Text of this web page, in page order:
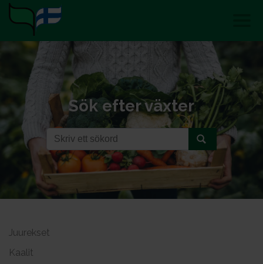
Sök efter växter
Juurekset
Kaalit